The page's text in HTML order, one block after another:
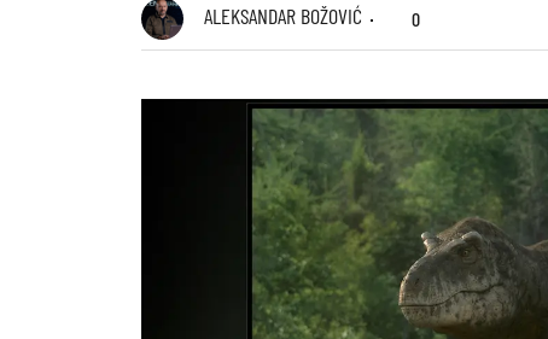
ALEKSANDAR BOŽOVIĆ 0